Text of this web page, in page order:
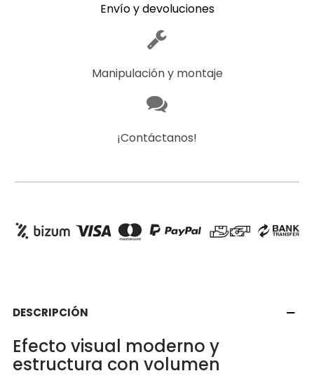
Envío y devoluciones
Manipulación y montaje
¡Contáctanos!
DESCRIPCIÓN
Efecto visual moderno y
estructura con volumen